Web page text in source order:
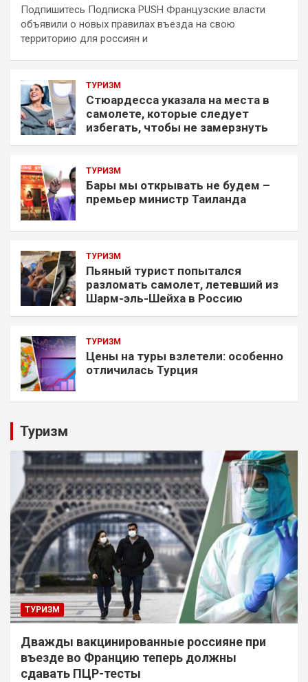
Подпишитесь Подписка PUSH Французские власти
объявили о новых правилах въезда на свою
территорию для россиян и
ТУРИЗМ
Стюардесса указала на места в
самолете, которые следует
избегать, чтобы не замерзнуть
ТУРИЗМ
Бары мы открывать не будем –
премьер министр Таиланда
ТУРИЗМ
Пьяный турист попытался
разломать самолет, летевший из
Шарм-эль-Шейха в Россию
ТУРИЗМ
Цены на туры взлетели: особенно
отличилась Турция
Туризм
ТУРИЗМ
Дважды вакцинированные россияне при
въезде во Францию теперь должны
сдавать ПЦР-тесты